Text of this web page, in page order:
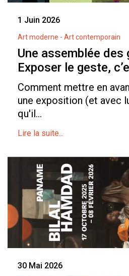
1 Juin 2026
Art moderne - Art contemporain
Une assemblée des
Exposer le geste,
Comment mettre en
une exposition (et avec
qu'il...
Lire la suite...
30 Mai 2026